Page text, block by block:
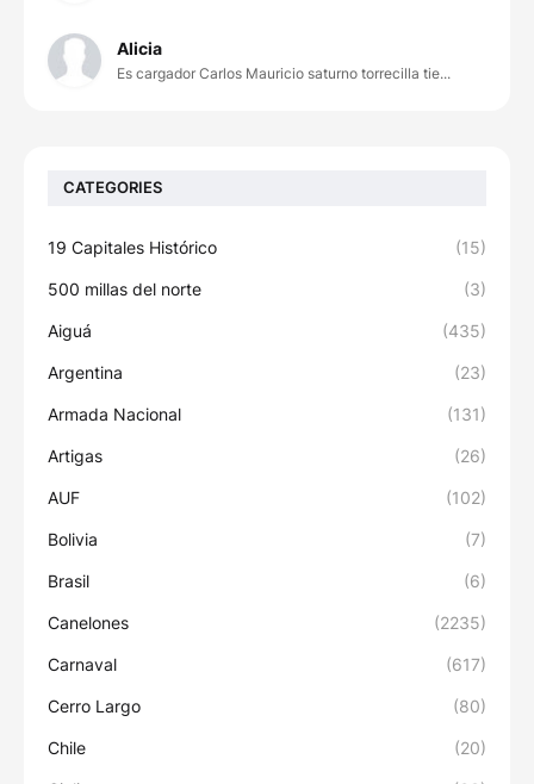
Alicia
Es cargador Carlos Mauricio saturno torrecilla tie...
CATEGORIES
19 Capitales Histórico (15)
500 millas del norte (3)
Aiguá (435)
Argentina (23)
Armada Nacional (131)
Artigas (26)
AUF (102)
Bolivia (7)
Brasil (6)
Canelones (2235)
Carnaval (617)
Cerro Largo (80)
Chile (20)